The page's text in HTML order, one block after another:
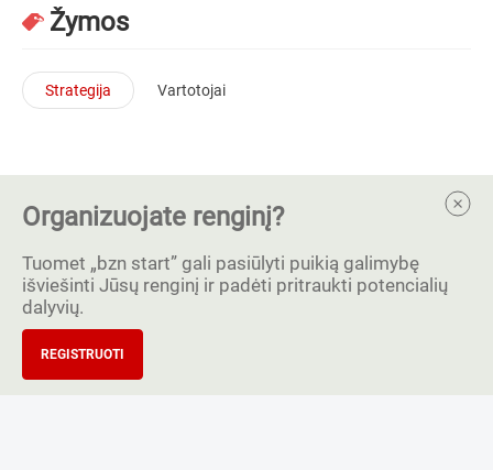
Žymos
Strategija Vartotojai
Organizuojate renginį?
Tuomet „bzn start” gali pasiūlyti puikią galimybę
išviešinti Jūsų renginį ir padėti pritraukti potencialių
dalyvių.
REGISTRUOTI